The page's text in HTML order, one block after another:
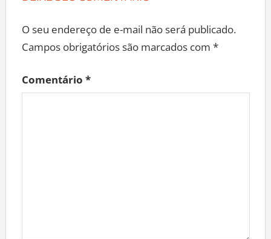
O seu endereço de e-mail não será publicado.
Campos obrigatórios são marcados com *
Comentário *